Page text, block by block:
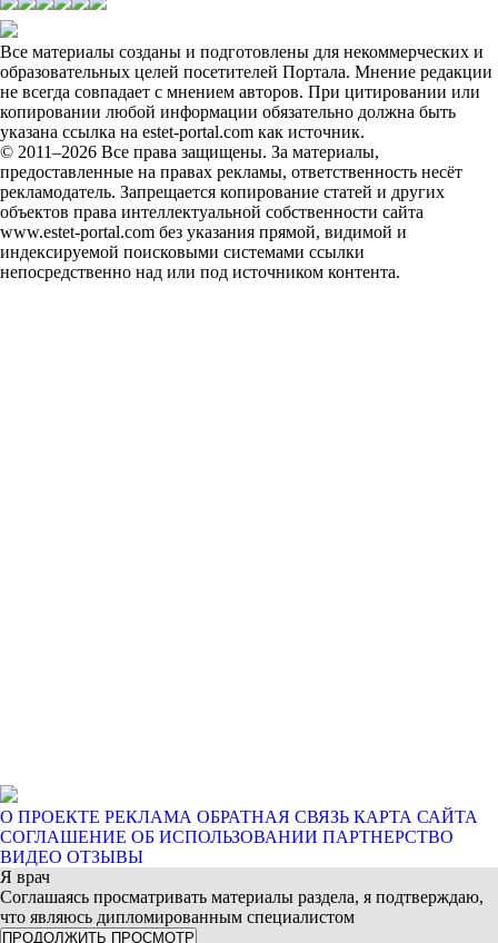
Все материалы созданы и подготовлены для некоммерческих и
образовательных целей посетителей Портала. Мнение редакции
не всегда совпадает с мнением авторов. При цитировании или
копировании любой информации обязательно должна быть
указана ссылка на estet-portal.com как источник.
© 2011–2026 Все права защищены. За материалы,
предоставленные на правах рекламы, ответственность несёт
рекламодатель. Запрещается копирование статей и других
объектов права интеллектуальной собственности сайта
www.estet-portal.com без указания прямой, видимой и
индексируемой поисковыми системами ссылки
непосредственно над или под источником контента.
О ПРОЕКТЕ РЕКЛАМА ОБРАТНАЯ СВЯЗЬ КАРТА САЙТА
СОГЛАШЕНИЕ ОБ ИСПОЛЬЗОВАНИИ ПАРТНЕРСТВО
ВИДЕО ОТЗЫВЫ
Я врач
Соглашаясь просматривать материалы раздела, я подтверждаю,
что являюсь дипломированным специалистом
ПРОДОЛЖИТЬ ПРОСМОТР